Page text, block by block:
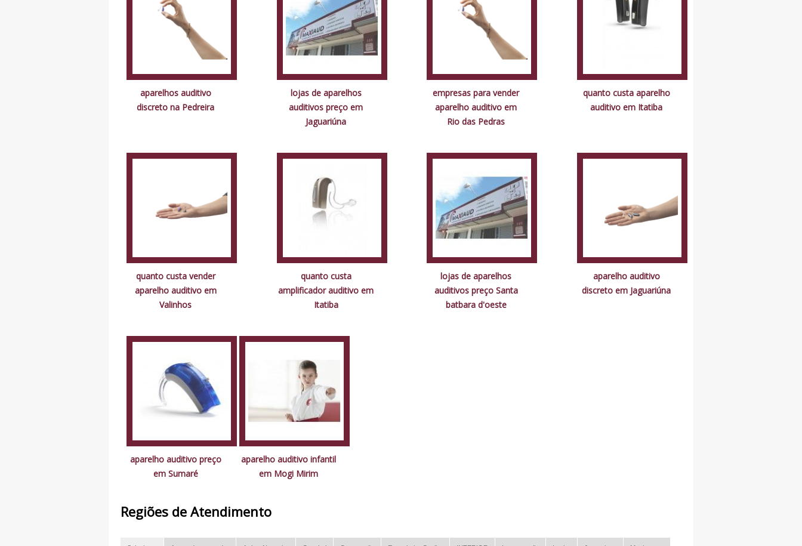
aparelhos auditivo
discreto na Pedreira
lojas de aparelhos
auditivos preço em
Jaguariúna
empresas para vender
aparelho auditivo em
Rio das Pedras
quanto custa aparelho
auditivo em Itatiba
quanto custa vender
aparelho auditivo em
Valinhos
quanto custa
amplificador auditivo em
Itatiba
lojas de aparelhos
auditivos preço Santa
batbara d'oeste
aparelho auditivo
discreto em Jaguariúna
aparelho auditivo preço
em Sumaré
aparelho auditivo infantil
em Mogi Mirim
Regiões de Atendimento